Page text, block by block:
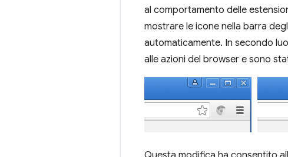
al comportamento delle
mostrare le icone nella barra
automaticamente. In secondo
alle azioni del browser e sono